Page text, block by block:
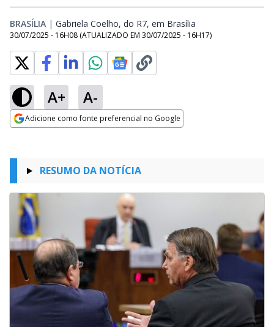
BRASÍLIA | Gabriela Coelho, do R7, em Brasília
30/07/2025 - 16H08 (ATUALIZADO EM 30/07/2025 - 16H17)
A+ A-
Adicione como fonte preferencial no Google
RESUMO DA NOTÍCIA